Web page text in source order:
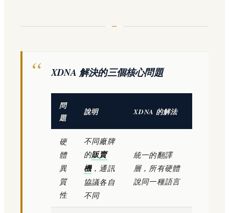
XDNA 解決的三個核心問題
問
題
說明 XDNA 的解法
硬
體
異
質
性
不同廠牌
的販賣
機，通訊
協議各自
不同
統一的翻譯
層，所有硬體
說同一種語言